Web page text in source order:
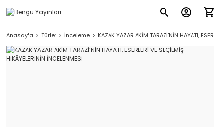
Anasayfa Türler İnceleme KAZAK YAZAR AKİM TARAZİ’NİN HAYATI,